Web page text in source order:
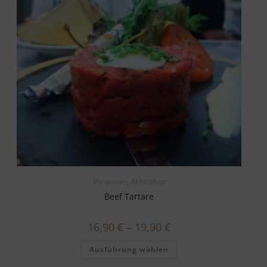
Vorspeisen , Abholshop
Beef Tartare
16,90 € – 19,90 €
Ausführung wählen